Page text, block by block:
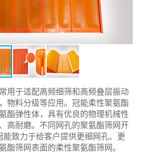
用于适配高频细筛和高频叠层振动
物料分级等应用。冠能柔性聚氨酯
酯弹性体，具有优良的物理机械性
高耐磨。不同网孔的聚氨酯筛网开
能致力于给客户提供更细网孔、更
酯筛网表面的柔性聚氨酯筛网。